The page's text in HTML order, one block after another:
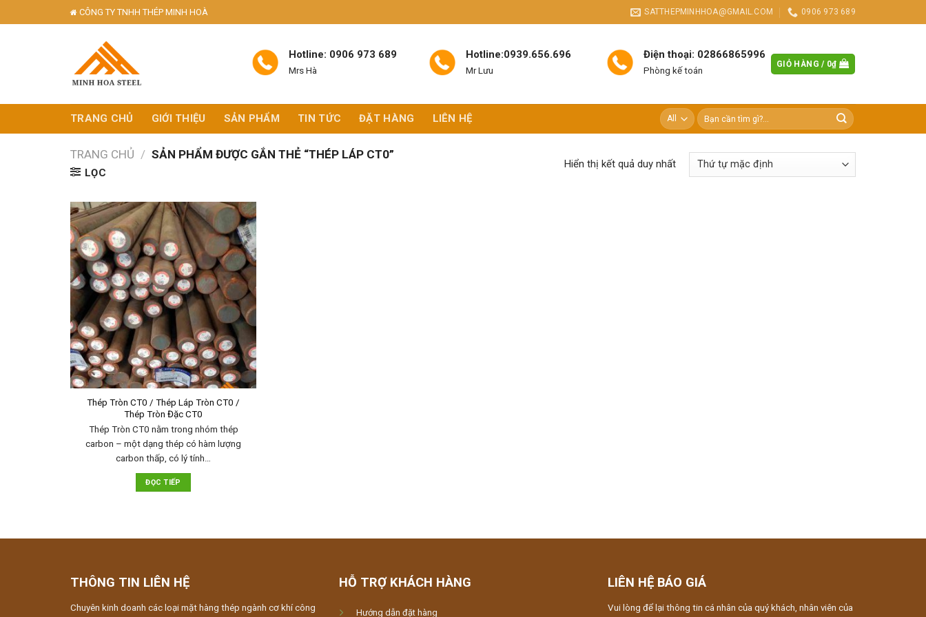
to
CÔNG TY TNHH THÉP MINH HOÀ SATTHEPMINHHOA@GMAIL.COM 0906 973 689
Hotline: 0906 973 689
Mrs Hà
Hotline:0939.656.696
Mr Lưu
Điện thoại: 02866865996
Phòng kế toán
GIỎ HÀNG / 0₫
TRANG CHỦ GIỚI THIỆU SẢN PHẨM TIN TỨC ĐẶT HÀNG LIÊN HỆ
Tìm
kiếm:
TRANG CHỦ / SẢN PHẨM ĐƯỢC GẮN THẺ “THÉP LÁP CT0”
LỌC
Hiển thị kết quả duy nhất
Thép Tròn CT0 / Thép Láp Tròn CT0 /
Thép Tròn Đặc CT0
Thép Tròn CT0 nằm trong nhóm thép
carbon – một dạng thép có hàm lượng
carbon thấp, có lý tính…
ĐỌC TIẾP
THÔNG TIN LIÊN HỆ
Chuyên kinh doanh các loại mặt hàng thép ngành cơ khí công
HỖ TRỢ KHÁCH HÀNG
Hướng dẫn đặt hàng
LIÊN HỆ BÁO GIÁ
Vui lòng để lại thông tin cá nhân của quý khách, nhân viên của